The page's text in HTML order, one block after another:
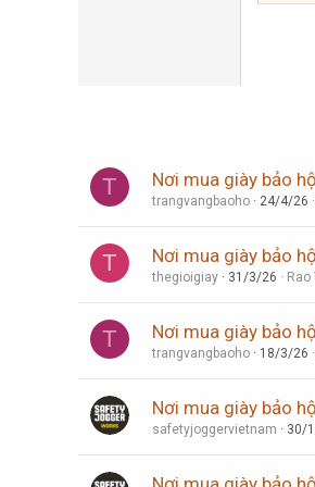
T Nơi mua giày bảo
trangvangbaoho 24/4/26
T Nơi mua giày bảo
thegioigiay 31/3/26
T Nơi mua giày bảo
trangvangbaoho 18/3/26
Nơi mua giày bảo
safetyjoggervietnam 30/